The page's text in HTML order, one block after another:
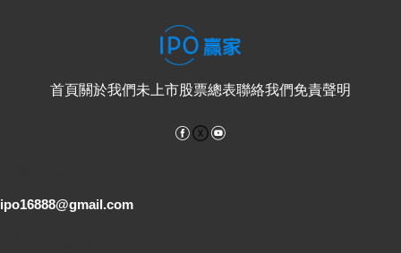
首頁關於我們未上市股票總表聯絡我們免責聲明
Facebook
ipo16888@gmail.com